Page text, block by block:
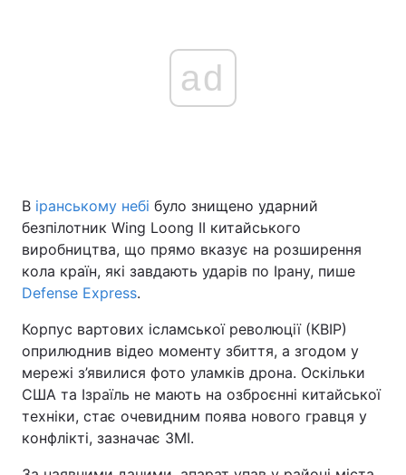
ad
В іранському небі було знищено ударний
безпілотник Wing Loong II китайського
виробництва, що прямо вказує на розширення
кола країн, які завдають ударів по Ірану, пише
Defense Express.
Корпус вартових ісламської революції (КВІР)
оприлюднив відео моменту збиття, а згодом у
мережі з’явилися фото уламків дрона. Оскільки
США та Ізраїль не мають на озброєнні китайської
техніки, стає очевидним поява нового гравця у
конфлікті, зазначає ЗМІ.